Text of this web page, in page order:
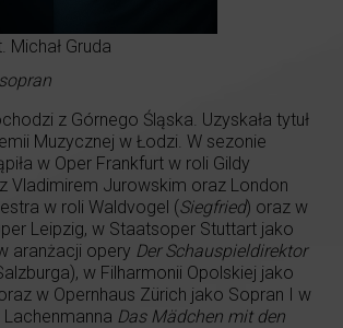
Michał Gruda
sopran
z Górnego Śląska. Uzyskała tytuł
Muzycznej w Łodzi. W sezonie
w Oper Frankfurt w roli Gildy
Vladimirem Jurowskim oraz London
w roli Waldvogel (Siegfried) oraz w
Leipzig, w Staatsoper Stuttart jako
aranżacji opery Der Schauspieldirektor
w Filharmonii Opolskiej jako
w Opernhaus Zürich jako Sopran I w
Das Mädchen mit den